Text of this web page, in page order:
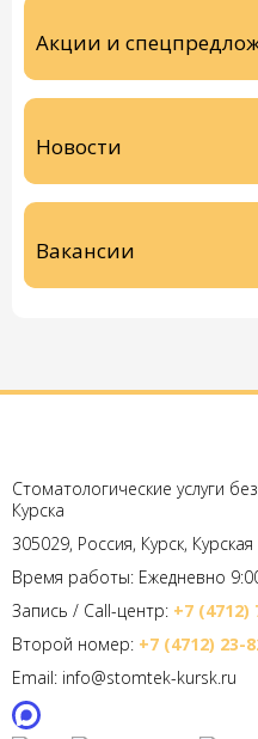
Акции и
Новости
Вакансии
Стоматологические услуги
Курска
305029, Россия, Курск,
Время работы: Ежедневно
Запись / Call-центр: +7 (4712)
Второй номер: +7 (4712) 23-
Email: info@stomtek-kursk.ru